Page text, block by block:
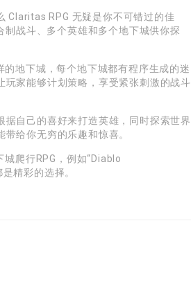
Claritas RPG 无疑是你不可错过的佳
战斗、多个英雄和多个地下城供你探
地下城，每个地下城都有程序生成的迷
家能够计划策略，享受紧张刺激的战斗
自己的喜好来打造英雄，同时探索世界
给你无穷的乐趣和惊喜。
爬行RPG，例如“Diablo
精彩的选择。